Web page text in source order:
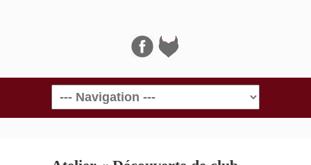
Navigation